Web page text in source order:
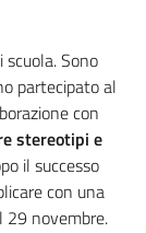
Sono
partecipato al
con
stereotipi e
il successo
con una
novembre.